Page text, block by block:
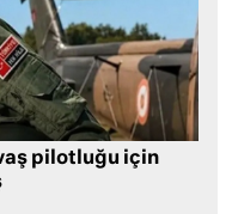
pilotluğu için